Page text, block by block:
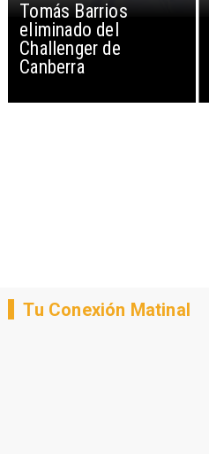
Tomás Barrios
eliminado del
Challenger de
Canberra
Tu Conexión Matinal